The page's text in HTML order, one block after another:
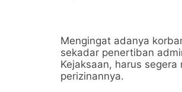
Mengingat adanya
sekadar penertiban
Kejaksaan, harus
perizinannya.